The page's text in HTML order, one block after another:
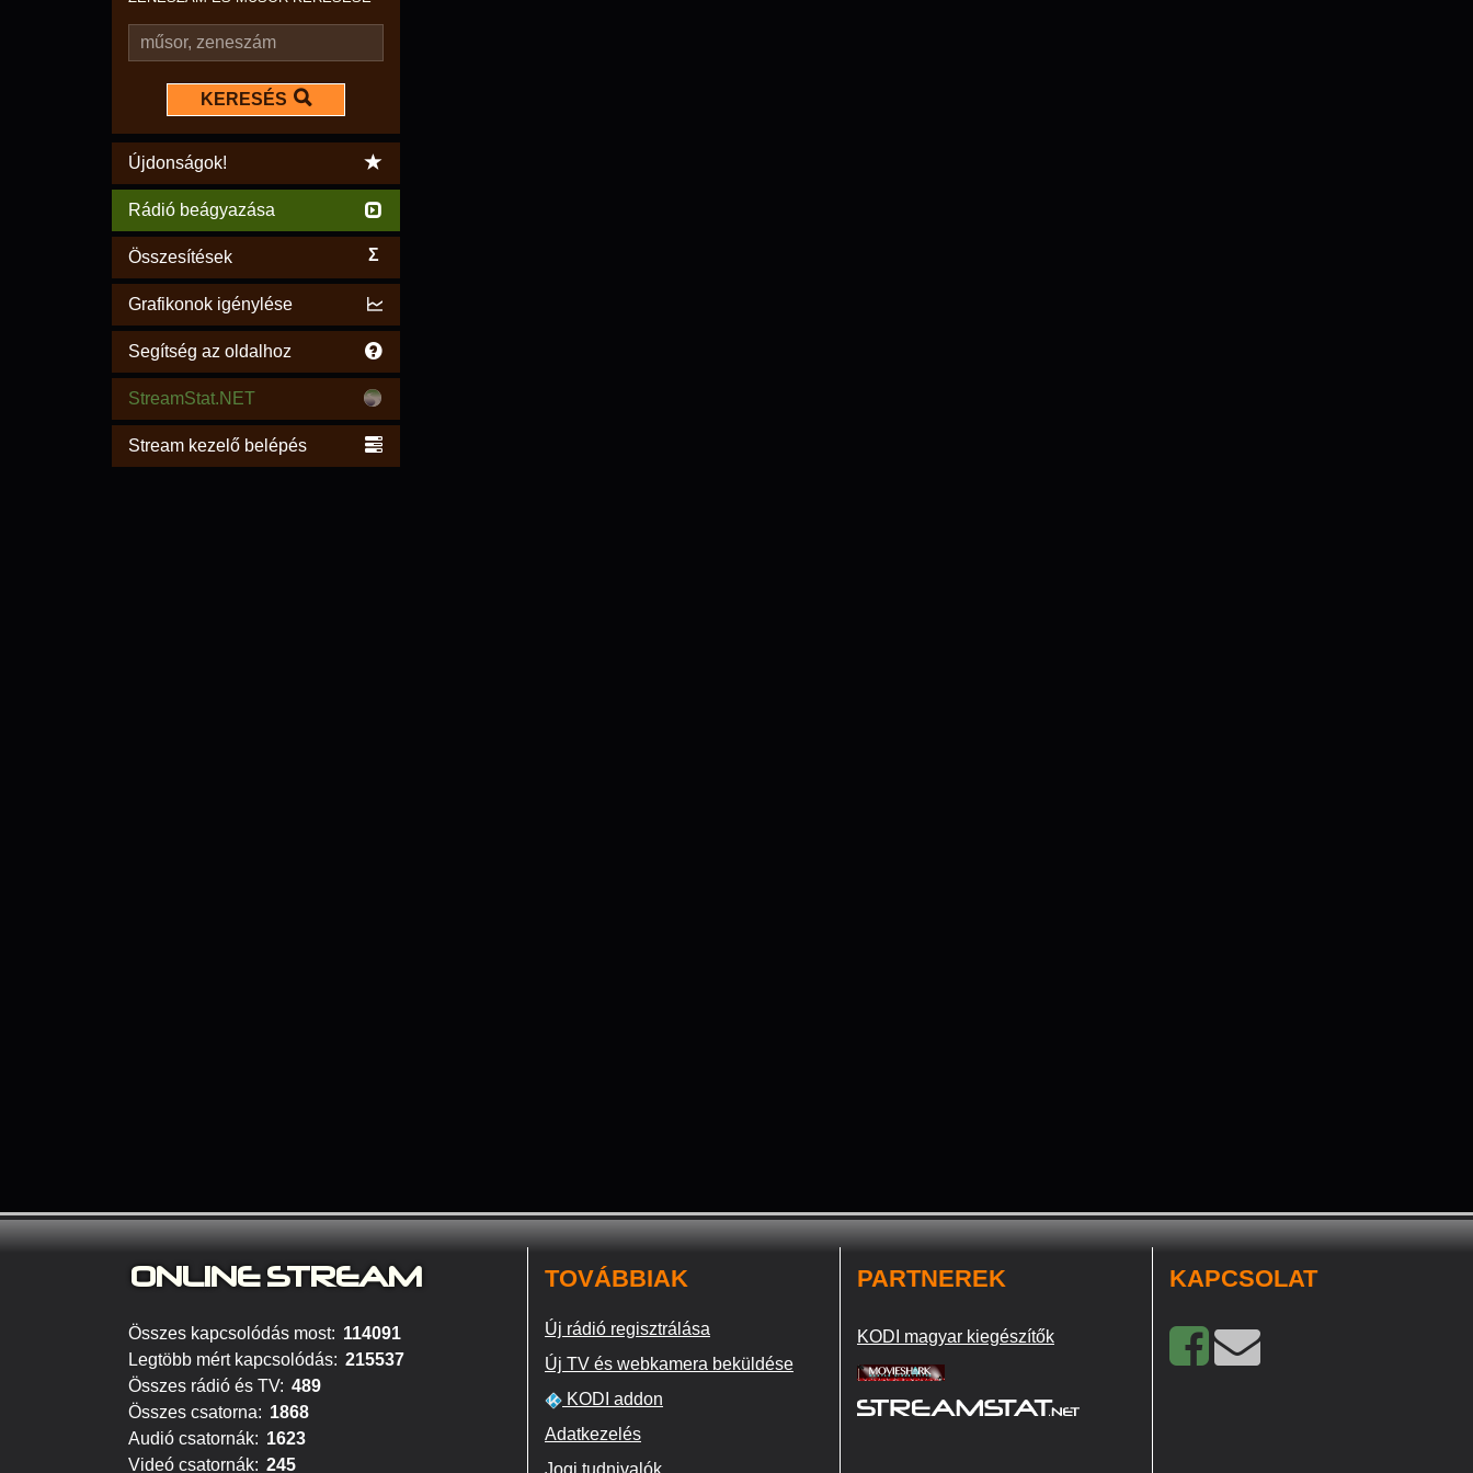
KERESÉS
Újdonságok!
Rádió beágyazása
Összesítések Σ
Grafikonok igénylése
Segítség az oldalhoz
StreamStat.NET
Stream kezelő belépés
ONLINE STREAM
Összes kapcsolódás most: 114091
Legtöbb mért kapcsolódás: 215537
Összes rádió és TV: 489
Összes csatorna: 1868
Audió csatornák: 1623
Videó csatornák: 245
TOVÁBBIAK
Új rádió regisztrálása
Új TV és webkamera beküldése
KODI addon
Adatkezelés
Jogi tudnivalók
PARTNEREK
KODI magyar kiegészítők
KAPCSOLAT